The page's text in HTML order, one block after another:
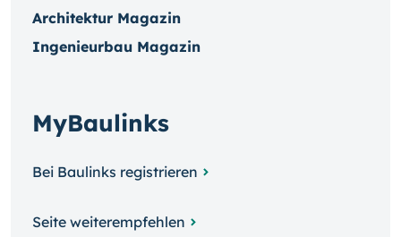
Architektur Magazin
Ingenieurbau Magazin
MyBaulinks
Bei Baulinks registrieren
Seite weiterempfehlen